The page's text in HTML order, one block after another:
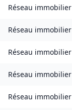
Réseau immobilier
Réseau immobilier
Réseau immobilier
Réseau immobilier
Réseau immobilier